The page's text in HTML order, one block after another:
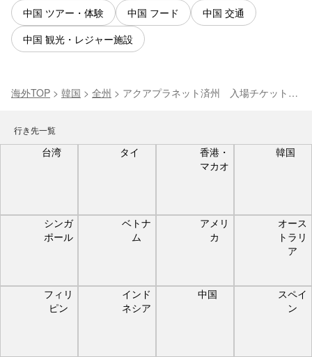
中国 ツアー・体験
中国 フード
中国 交通
中国 観光・レジャー施設
海外TOP > 韓国 > 全州 > アクアプラネット済州 入場チケット
行き先一覧
台湾 タイ
香港・
マカオ
韓国
シンガ
ポール
ベトナ
ム
アメリ
カ
オース
トラリ
ア
フィリ
ピン
インド
ネシア
中国
スペイ
ン